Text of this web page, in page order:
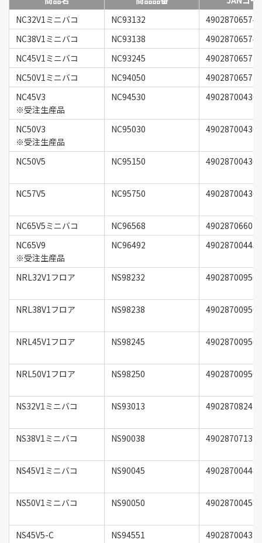
NC32V1ミニバコ
NC93132
NC38V1ミニバコ
NC93138
NC45V1ミニバコ
NC93245
NC50V1ミニバコ
NC94050
NC45V3
※受注生産品
NC94530
NC50V3
※受注生産品
NC95030
NC50V5 NC95150
NC57V5 NC95750
NC65V5ミニバコ NC96568
NC65V9
※受注生産品
NC96492
NRL32V1フロア NS98232
NRL38V1フロア NS98238
NRL45V1フロア NS98245
NRL50V1フロア NS98250
NS32V1ミニバコ NS93013
NS38V1ミニバコ NS90038
NS45V1ミニバコ NS90045
NS50V1ミニバコ NS90050
NS45V5-C
NS94551